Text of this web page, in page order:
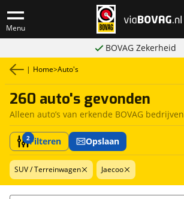
Menu
BOVAG Zekerheid
| Home>Auto's
260 auto's gevonden
Alleen auto’s van erkende BOVAG bedrijven
2Filteren Opslaan
SUV / Terreinwagen Jaecoo